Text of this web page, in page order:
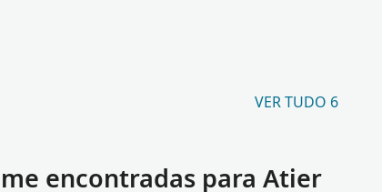
VER TUDO 6
encontradas para Atier